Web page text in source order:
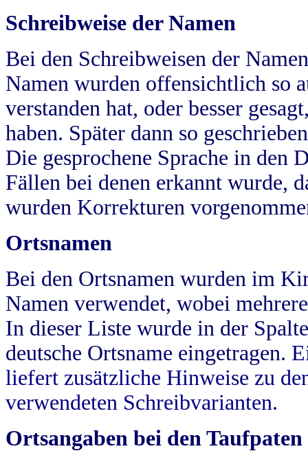
Schreibweise der Namen
Bei den Schreibweisen der
Namen wurden offensichtlich so
verstanden hat, oder besser
haben. Später dann so
Die gesprochene Sprache in
Fällen bei denen erkannt wurde,
wurden Korrekturen
Ortsnamen
Bei den Ortsnamen wurden im
Namen verwendet, wobei
In dieser Liste wurde in der
deutsche Ortsname eingetragen.
liefert zusätzliche Hinweise zu
verwendeten Schreibvarianten.
Ortsangaben bei den Taufpaten